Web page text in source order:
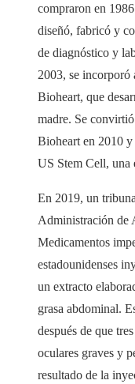
compraron en
diseñó, fabricó y
de diagnóstico y
2003, se incorporó
Bioheart, que
madre. Se
Bioheart en 2010 y
US Stem Cell, una
En 2019, un
Administración de
Medicamentos
estadounidenses
un extracto
grasa abdominal.
después de que
oculares graves y
resultado de la